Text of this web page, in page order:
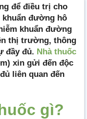
để điều trị cho
khuẩn đường hô
khuẩn đường
thị trường, thông
đầy đủ. Nhà thuốc
xin gửi đến độc
liên quan đến
gì?